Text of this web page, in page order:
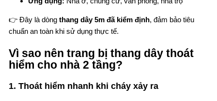
👉 Đây là dòng thang dây 5m đã kiểm định, đảm bảo tiêu
chuẩn an toàn khi sử dụng thực tế.
Vì sao nên trang bị thang dây thoát
hiểm cho nhà 2 tầng?
1. Thoát hiểm nhanh khi cháy xảy ra